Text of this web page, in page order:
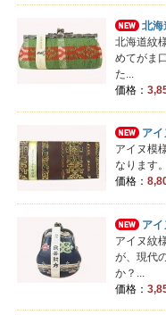
北
北海道紋
めてがま
た...
価格：
ア
アイヌ模
なります
価格：
ア
アイヌ紋
が、現代
か？...
価格：